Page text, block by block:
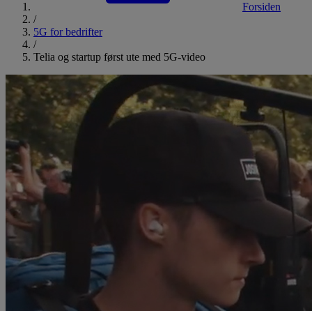
Forsiden
/
5G for bedrifter
/
Telia og startup først ute med 5G-video